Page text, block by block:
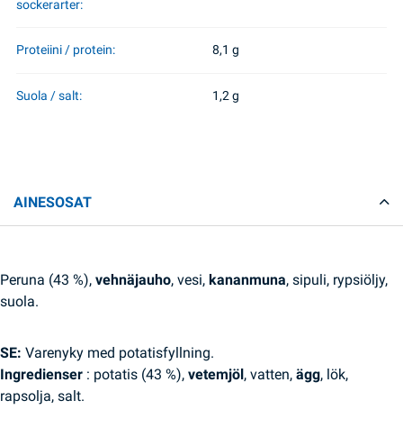
sockerarter:
Proteiini / protein: 8,1 g
Suola / salt: 1,2 g
AINESOSAT
Peruna (43 %), vehnäjauho, vesi, kananmuna, sipuli, rypsiöljy,
suola.
SE: Varenyky med potatisfyllning.
Ingredienser : potatis (43 %), vetemjöl, vatten, ägg, lök,
rapsolja, salt.